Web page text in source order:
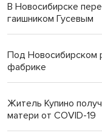
В Новосибирске
гаишником Гусевым
Под Новосибирском
фабрике
Житель Купино
матери от COVID-19